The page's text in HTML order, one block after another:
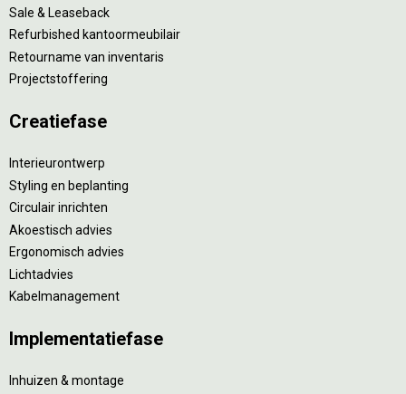
Sale & Leaseback
Refurbished kantoormeubilair
Retourname van inventaris
Projectstoffering
Creatiefase
Interieurontwerp
Styling en beplanting
Circulair inrichten
Akoestisch advies
Ergonomisch advies
Lichtadvies
Kabelmanagement
Implementatiefase
Inhuizen & montage